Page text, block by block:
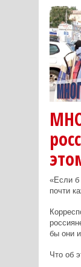
«Если б
почти
бы они
Что об